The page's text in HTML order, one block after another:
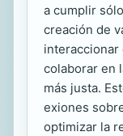
a cumplir
creación de
interaccionar
colaborar en
más justa.
exiones
optimizar la